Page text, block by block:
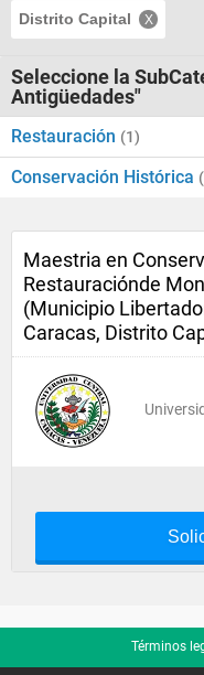
Distrito Capital
Seleccione la
Antigüedades"
Restauración (1)
Conservación Histórica
Maestria en
Restauraciónde
(Municipio
Caracas, Distrito
Términos